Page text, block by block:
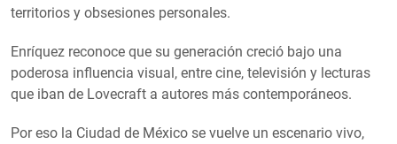
territorios y obsesiones personales.
Enríquez reconoce que su generación creció bajo una
poderosa influencia visual, entre cine, televisión y lecturas
que iban de Lovecraft a autores más contemporáneos.
Por eso la Ciudad de México se vuelve un escenario vivo,